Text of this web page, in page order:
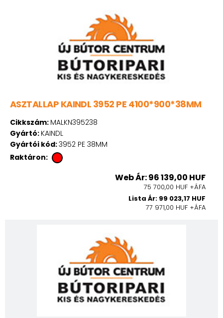
ASZTALLAP KAINDL 3952 PE 4100*900*38MM
Cikkszám: MALKN395238
Gyártó: KAINDL
Gyártói kód:3952 PE 38MM
Raktáron:
Web Ár: 96 139,00 HUF
75 700,00 HUF +ÁFA
Lista Ár: 99 023,17 HUF
77 971,00 HUF +ÁFA